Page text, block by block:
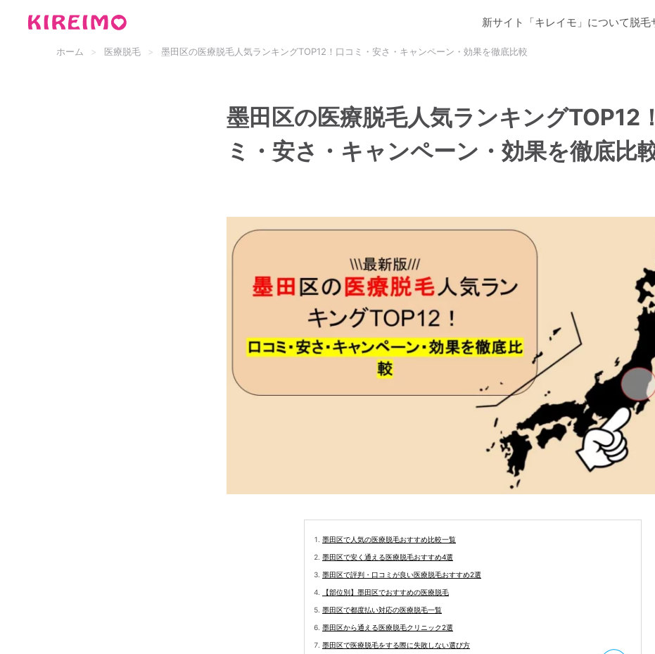
新サイト「キレイモ」について脱毛
ホーム 医療脱毛 墨田区の医療脱毛人気ランキングTOP12！口コミ・安さ・キャンペーン・効果を徹底比較
墨田区の医療脱毛人気ランキングTOP12
ミ・安さ・キャンペーン・効果を徹底比
墨田区で人気の医療脱毛おすすめ比較一覧
墨田区で安く通える医療脱毛おすすめ4選
墨田区で評判・口コミが良い医療脱毛おすすめ2選
【部位別】墨田区でおすすめの医療脱毛
墨田区で都度払い対応の医療脱毛一覧
墨田区から通える医療脱毛クリニック2選
墨田区で医療脱毛をする際に失敗しない選び方